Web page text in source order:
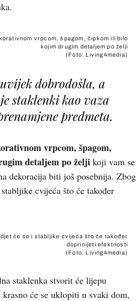
vrpcom, špagom, čipkom ili bilo
kojim drugim detaljem po želji
(Foto: Living4media)
dobrodošla, a
staklenki kao vaza
predmeta.
vrpcom, špagom,
detaljem po želji koji vam se
dekoracija biti još posebnija. Zbog
cvijeća što će također
će se i stabljike cvijeća što će također
doprinijeti efektnosti
(Foto: Living4media)
staklenka stvorit će lijepu
će se uklopiti u svaki dom,